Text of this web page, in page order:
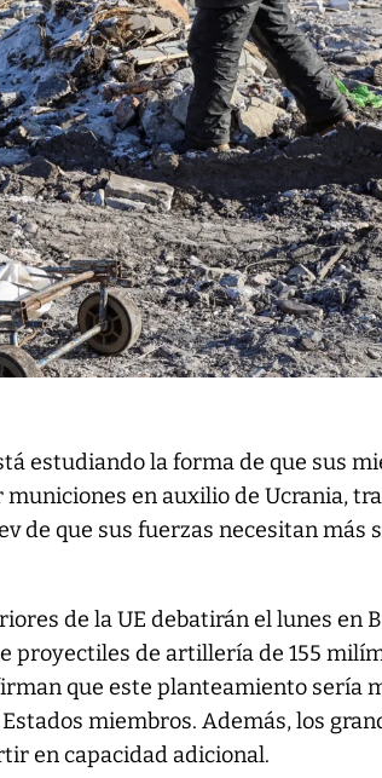
estudiando la forma de que sus
en auxilio de Ucrania,
de que sus fuerzas necesitan más
de la UE debatirán el lunes en
proyectiles de artillería de 155
que este planteamiento sería
miembros. Además, los
en capacidad adicional.